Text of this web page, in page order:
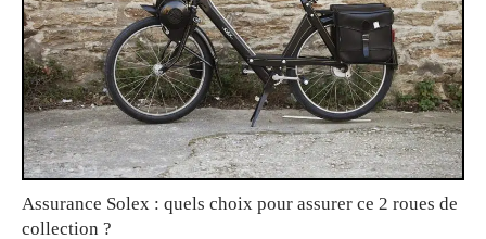
Assurance Solex : quels choix pour assurer ce 2 roues de
collection ?